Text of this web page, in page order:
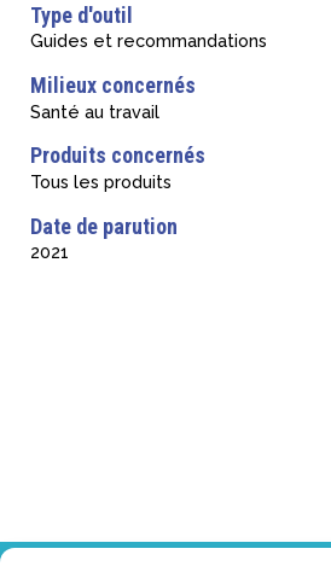
Type d'outil
Guides et recommandations
Milieux concernés
Santé au travail
Produits concernés
Tous les produits
Date de parution
2021